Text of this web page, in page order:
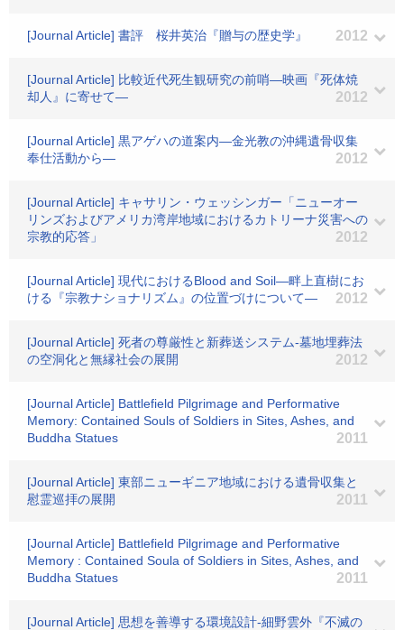
[Journal Article] 書評 桜井英治『贈与の歴史学』 2012
[Journal Article] 比較近代死生観研究の前哨―映画『死体焼
却人』に寄せて―
2012
[Journal Article] 黒アゲハの道案内―金光教の沖縄遺骨収集
奉仕活動から―
2012
[Journal Article] キャサリン・ウェッシンガー「ニューオー
リンズおよびアメリカ湾岸地域におけるカトリーナ災害への
宗教的応答」
2012
[Journal Article] 現代におけるBlood and Soil―畔上直樹にお
ける『宗教ナショナリズム』の位置づけについて―
2012
[Journal Article] 死者の尊厳性と新葬送システム-墓地埋葬法
の空洞化と無縁社会の展開
2012
[Journal Article] Battlefield Pilgrimage and Performative
Memory: Contained Souls of Soldiers in Sites, Ashes, and
Buddha Statues
2011
[Journal Article] 東部ニューギニア地域における遺骨収集と
慰霊巡拝の展開
2011
[Journal Article] Battlefield Pilgrimage and Performative
Memory : Contained Soula of Soldiers in Sites, Ashes, and
Buddha Statues
2011
[Journal Article] 思想を善導する環境設計-細野雲外『不滅の